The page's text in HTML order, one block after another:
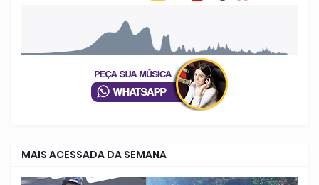
MAIS ACESSADA DA SEMANA